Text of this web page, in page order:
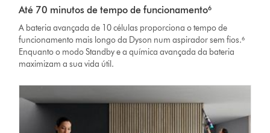
Até 70 minutos de tempo de funcionamento⁶
A bateria avançada de 10 células proporciona o tempo de
funcionamento mais longo da Dyson num aspirador sem fios.⁶
Enquanto o modo Standby e a química avançada da bateria
maximizam a sua vida útil.